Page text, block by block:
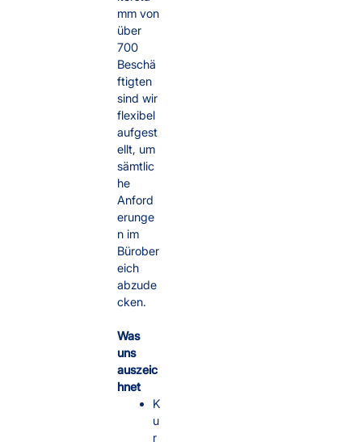
mm von
über
700
Beschä
ftigten
sind wir
flexibel
aufgest
ellt, um
sämtlic
he
Anford
erunge
n im
Bürober
eich
abzude
cken.
Was
uns
auszeic
hnet
K
u
r